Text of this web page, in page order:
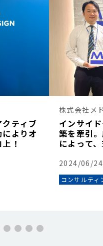
ティブ
よりオ
！
株式会社メ
インサイ
築を牽引
によって
2024/06/24
コンサルティ